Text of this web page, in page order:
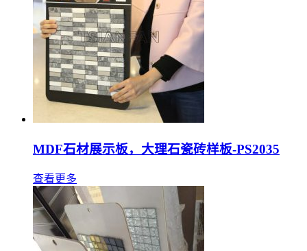
MDF石材展示板，大理石瓷砖样板-PS2035
查看更多